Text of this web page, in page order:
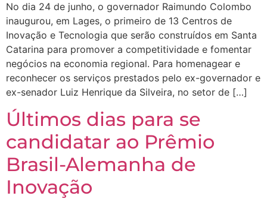
No dia 24 de junho, o governador Raimundo Colombo
inaugurou, em Lages, o primeiro de 13 Centros de
Inovação e Tecnologia que serão construídos em Santa
Catarina para promover a competitividade e fomentar
negócios na economia regional. Para homenagear e
reconhecer os serviços prestados pelo ex-governador e
ex-senador Luiz Henrique da Silveira, no setor de […]
Últimos dias para se
candidatar ao Prêmio
Brasil-Alemanha de
Inovação